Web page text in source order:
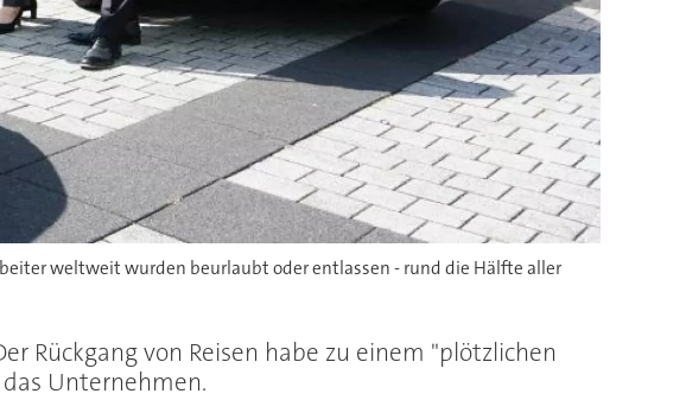
weltweit wurden beurlaubt oder entlassen - rund die Hälfte aller
Rückgang von Reisen habe zu einem "plötzlichen
Unternehmen.